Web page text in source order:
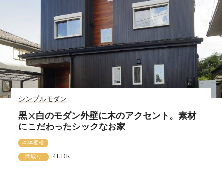
シンプルモダン
黒×白のモダン外壁に木のアクセント。素材
にこだわったシックなお家
本体価格
間取り 4LDK